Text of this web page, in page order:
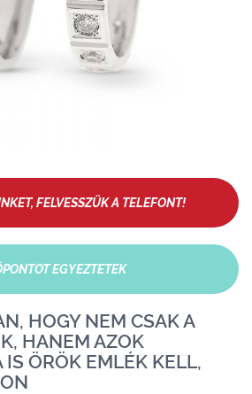
FELVESSZÜK A TELEFONT!
EGYEZTETEK
HOGY NEM CSAK A
HANEM AZOK
IS ÖRÖK EMLÉK KELL,